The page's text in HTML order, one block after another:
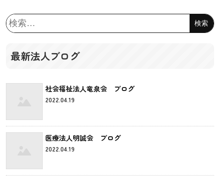
検
索:
最新法人ブログ
社会福祉法人竜泉会 ブログ
2022.04.19
医療法人明誠会 ブログ
2022.04.19